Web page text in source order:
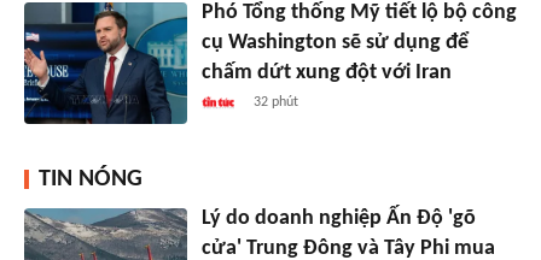
Phó Tổng thống Mỹ tiết lộ bộ công
cụ Washington sẽ sử dụng để
chấm dứt xung đột với Iran
32 phút
TIN NÓNG
Lý do doanh nghiệp Ấn Độ 'gõ
cửa' Trung Đông và Tây Phi mua